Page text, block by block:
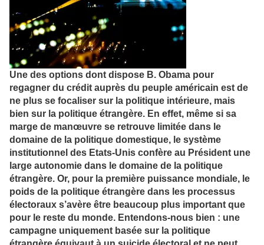
Une des options dont dispose B. Obama pour
regagner du crédit auprès du peuple américain est de
ne plus se focaliser sur la politique intérieure, mais
bien sur la politique étrangère. En effet, même si sa
marge de manœuvre se retrouve limitée dans le
domaine de la politique domestique, le système
institutionnel des Etats-Unis confère au Président une
large autonomie dans le domaine de la politique
étrangère. Or, pour la première puissance mondiale, le
poids de la politique étrangère dans les processus
électoraux s’avère être beaucoup plus important que
pour le reste du monde. Entendons-nous bien : une
campagne uniquement basée sur la politique